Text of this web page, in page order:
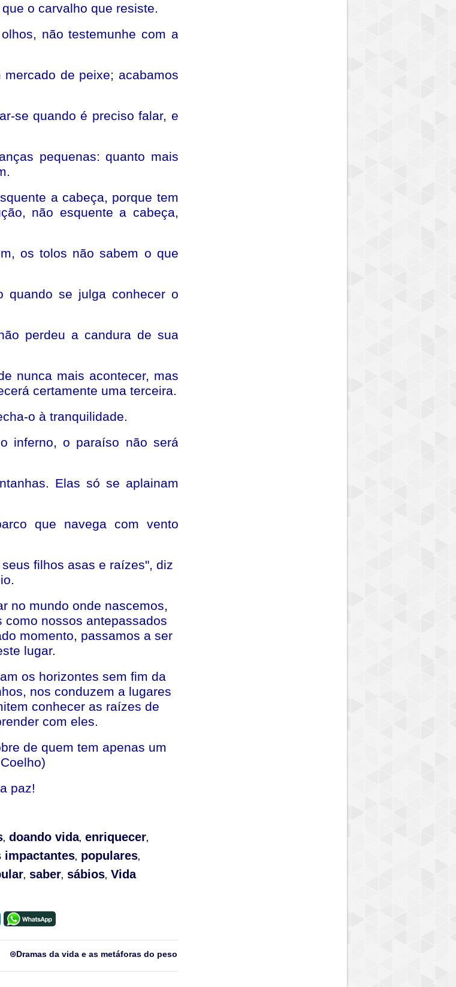
o carvalho que resiste.
não testemunhe com a
de peixe; acabamos
se quando é preciso falar, e
pequenas: quanto mais
a cabeça, porque tem
não esquente a cabeça,
os tolos não sabem o que
quando se julga conhecer o
perdeu a candura de sua
nunca mais acontecer, mas
certamente uma terceira.
o à tranquilidade.
inferno, o paraíso não será
Elas só se aplainam
que navega com vento
filhos asas e raízes", diz
no mundo onde nascemos,
nossos antepassados
momento, passamos a ser
lugar.
os horizontes sem fim da
nos conduzem a lugares
conhecer as raízes de
com eles.
de quem tem apenas um
paz!
, doando vida, enriquecer,
impactantes, populares,
, saber, sábios, Vida
Dramas da vida e as metáforas do peso